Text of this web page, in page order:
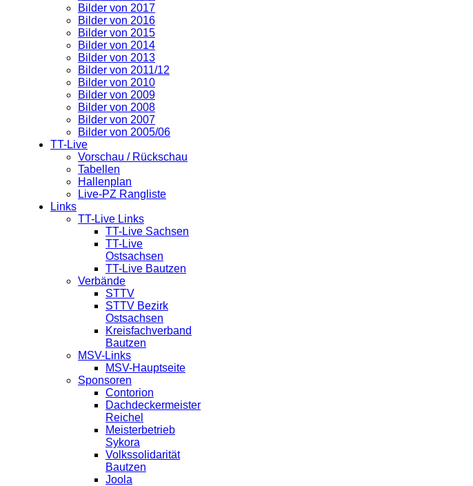
Bilder von 2017
Bilder von 2016
Bilder von 2015
Bilder von 2014
Bilder von 2013
Bilder von 2011/12
Bilder von 2010
Bilder von 2009
Bilder von 2008
Bilder von 2007
Bilder von 2005/06
TT-Live
Vorschau / Rückschau
Tabellen
Hallenplan
Live-PZ Rangliste
Links
TT-Live Links
TT-Live Sachsen
TT-Live
Ostsachsen
TT-Live Bautzen
Verbände
STTV
STTV Bezirk
Ostsachsen
Kreisfachverband
Bautzen
MSV-Links
MSV-Hauptseite
Sponsoren
Contorion
Dachdeckermeister
Reichel
Meisterbetrieb
Sykora
Volkssolidarität
Bautzen
Joola